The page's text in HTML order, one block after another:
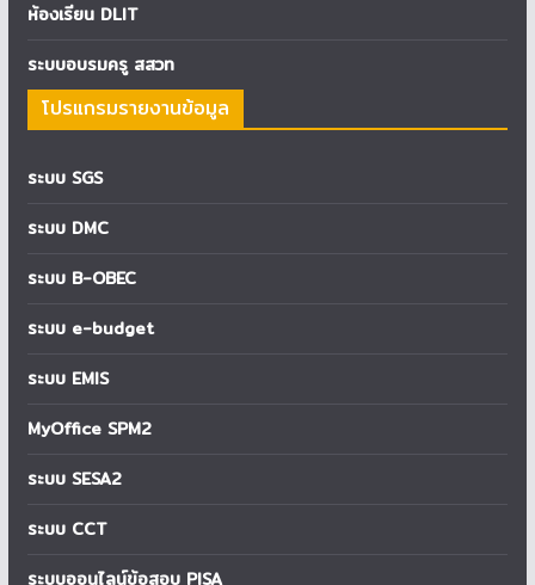
ห้องเรียน DLIT
ระบบอบรมครู สสวท
โปรแกรมรายงานข้อมูล
ระบบ SGS
ระบบ DMC
ระบบ B-OBEC
ระบบ e-budget
ระบบ EMIS
MyOffice SPM2
ระบบ SESA2
ระบบ CCT
ระบบออนไลน์ข้อสอบ PISA